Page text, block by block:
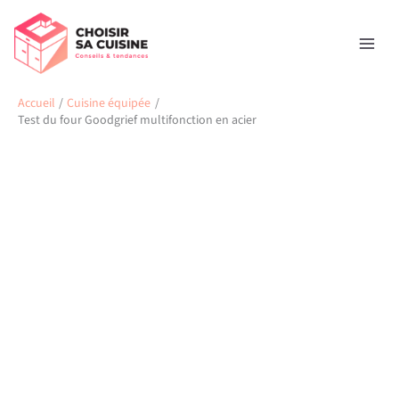
contenu
Accueil
Cuisine équipée
Test du four Goodgrief multifonction en acier
Rechercher